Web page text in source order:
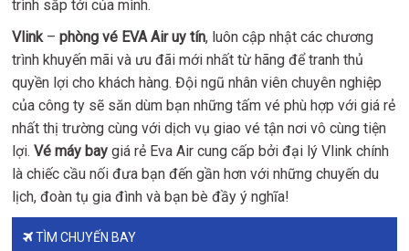
trình sắp tới của mình.
Vlink–phòng vé EVA Air uy tín, luôn cập nhật các chương
trình khuyến mãi và ưu đãi mới nhất từ hãng để tranh thủ
quyền lợi cho khách hàng. Đội ngũ nhân viên chuyên nghiệp
của công ty sẽ săn dùm bạn những tấm vé phù hợp với giá rẻ
nhất thị trường cùng với dịch vụ giao vé tận nơi vô cùng tiện
lợi.Vé máy baygiá rẻ Eva Air cung cấp bởi đại lý Vlink chính
là chiếc cầu nối đưa bạn đến gần hơn với những chuyến du
lịch, đoàn tụ gia đình và bạn bè đầy ý nghĩa!
TÌM CHUYẾN BAY